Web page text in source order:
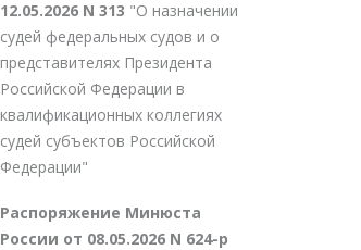
12.05.2026 N 313 "О назначении
судей федеральных судов и о
представителях Президента
Российской Федерации в
квалификационных коллегиях
судей субъектов Российской
Федерации"
Распоряжение Минюста
России от 08.05.2026 N 624-р